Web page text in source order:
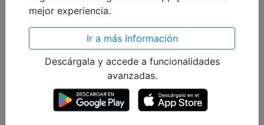
Seleccione
Buscar
mejor experiencia.
Ir a más Información
Descárgala y accede a funcionalidades
avanzadas.